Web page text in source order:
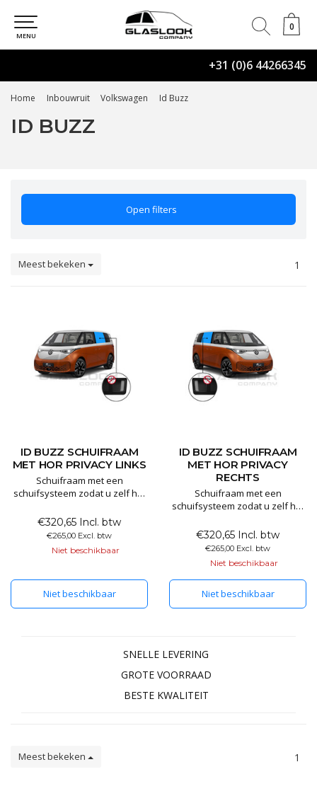
+31 (0)6 44266345
0
0
MENU
Home Inbouwruit Volkswagen Id Buzz
ID BUZZ
Open filters
Meest bekeken 1
ID BUZZ SCHUIFRAAM
MET HOR PRIVACY LINKS
Schuifraam met een
schuifsysteem zodat u zelf het
schuifraam is gemaakt van 80%
verduisterd privacyglas.
Hierdoor kunt u wel zelf naar
buiten kijken maar dit maakt
kijken. Dit handige schuifraam
is te
€320,65 Incl. btw
€265,00 Excl. btw
Niet beschikbaar
Niet beschikbaar
ID BUZZ SCHUIFRAAM
MET HOR PRIVACY
RECHTS
Schuifraam met een
schuifsysteem zodat u zelf het
schuifraam is gemaakt van 80%
verduisterd privacyglas.
Hierdoor kunt u wel zelf naar
buiten kijken maar dit maakt
het lastig om naar binnen te
kijken. Dit handige schuifraam
is te
€320,65 Incl. btw
€265,00 Excl. btw
Niet beschikbaar
Niet beschikbaar
SNELLE LEVERING
GROTE VOORRAAD
BESTE KWALITEIT
Meest bekeken 1